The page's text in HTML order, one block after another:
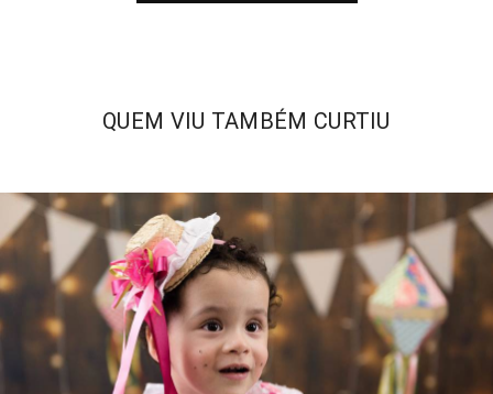
QUEM VIU TAMBÉM CURTIU